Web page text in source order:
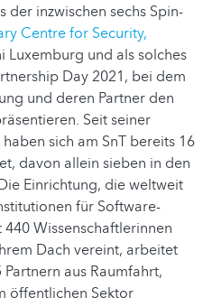
der inzwischen sechs Spin-
Centre for Security,
Luxemburg und als solches
Day 2021, bei dem
und deren Partner den
Seit seiner
sich am SnT bereits 16
davon allein sieben in den
Einrichtung, die weltweit
für Software-
Wissenschaftlerinnen
Dach vereint, arbeitet
aus Raumfahrt,
öffentlichen Sektor